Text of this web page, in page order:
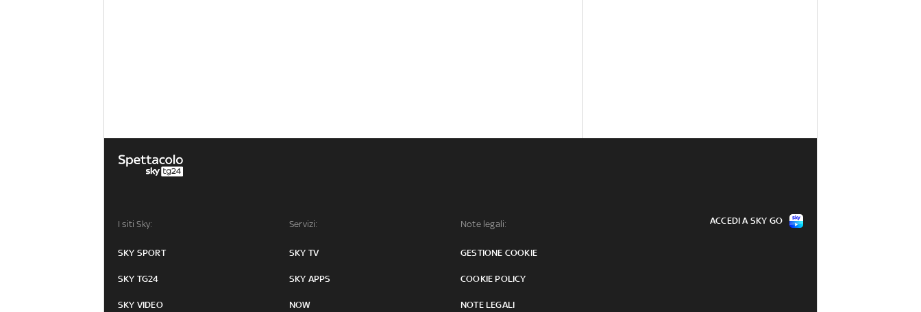
I siti Sky:
SKY SPORT
SKY TG24
SKY VIDEO
Servizi:
SKY TV
SKY APPS
NOW
Note legali:
GESTIONE COOKIE
COOKIE POLICY
NOTE LEGALI
ACCEDI A SKY GO